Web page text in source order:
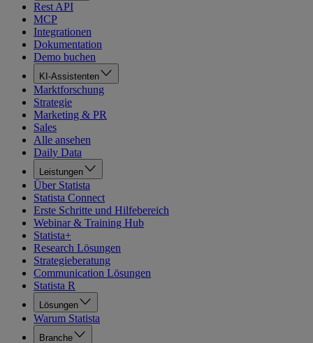
Rest API
MCP
Integrationen
Dokumentation
Demo buchen
KI-Assistenten
Marktforschung
Strategie
Marketing & PR
Sales
Alle ansehen
Daily Data
Leistungen
Über Statista
Statista Connect
Erste Schritte und Hilfebereich
Webinar & Training Hub
Statista+
Research Lösungen
Strategieberatung
Communication Lösungen
Statista R
Lösungen
Warum Statista
Branche